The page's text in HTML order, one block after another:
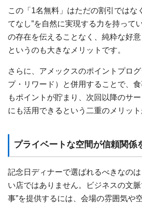
この「1名無料」はただの割引ではな
てなし”を自然に実現する力を持って
の存在を伝えることなく、純粋な好
というのも大きなメリットです。
さらに、アメックスのポイントプロ
プ・リワード）と併用することで、
もポイントが貯まり、次回以降のサ
にも活用できるという二重のメリット
プライベートな空間が信頼関係
記念日ディナーで選ばれるべきなの
い店ではありません。ビジネスの文
事”を提供するには、会場の雰囲気や